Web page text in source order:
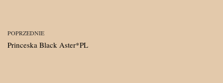
POPRZEDNIE
Princeska Black Aster*PL